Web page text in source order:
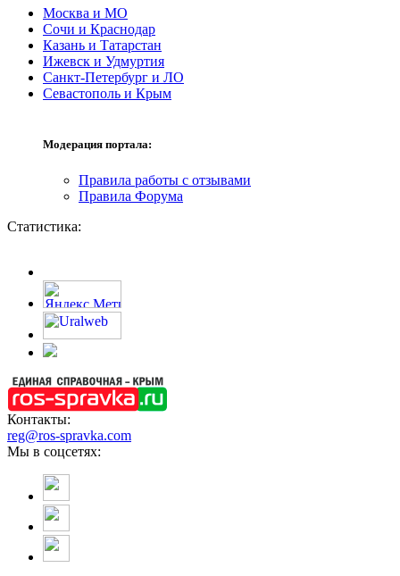
Москва и МО
Сочи и Краснодар
Казань и Татарстан
Ижевск и Удмуртия
Санкт-Петербург и ЛО
Севастополь и Крым
Модерация портала:
Правила работы с отзывами
Правила Форума
Статистика:
Контакты:
reg@ros-spravka.com
Мы в соцсетях: